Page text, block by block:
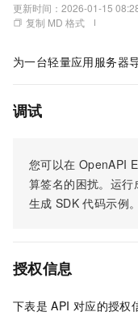
更新时间： 2026-01-15
复制 MD 格式
为一台轻量应用服务器
调试
您可以在 OpenAPI
算签名的困扰。运
生成 SDK 代码示例。
授权信息
下表是 API 对应的授权